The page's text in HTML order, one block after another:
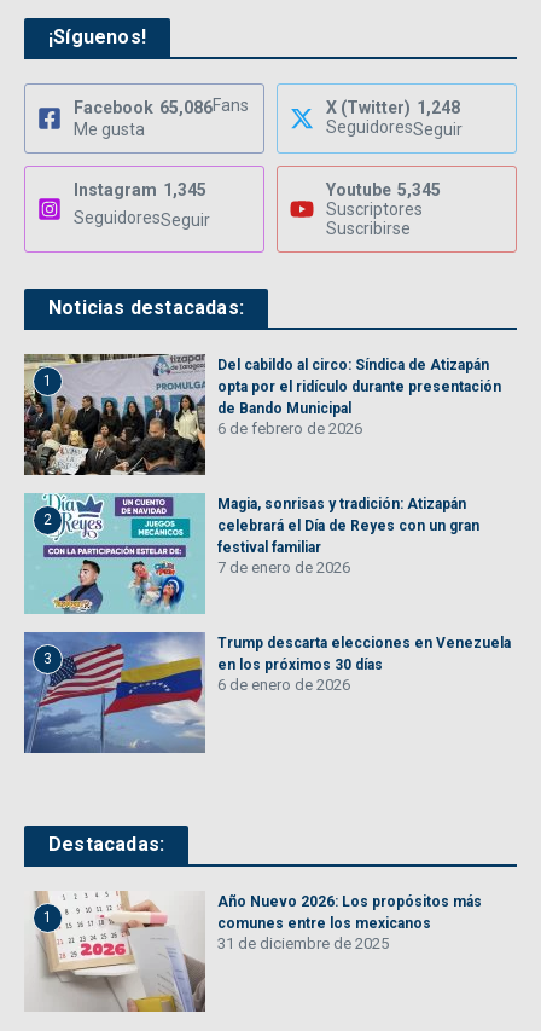
¡Síguenos!
Facebook 65,086Fans
Me gusta
X (Twitter) 1,248
SeguidoresSeguir
Instagram 1,345
SeguidoresSeguir
Youtube 5,345
Suscriptores
Suscribirse
Noticias destacadas:
1
Del cabildo al circo: Síndica de Atizapán
opta por el ridículo durante presentación
de Bando Municipal
6 de febrero de 2026
2
Magia, sonrisas y tradición: Atizapán
celebrará el Día de Reyes con un gran
festival familiar
7 de enero de 2026
3
Trump descarta elecciones en Venezuela
en los próximos 30 días
6 de enero de 2026
Destacadas:
1
Año Nuevo 2026: Los propósitos más
comunes entre los mexicanos
31 de diciembre de 2025